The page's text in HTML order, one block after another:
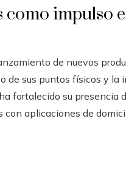
impulso
de nuevos
de sus puntos físicos y la
fortalecido su
aplicaciones de